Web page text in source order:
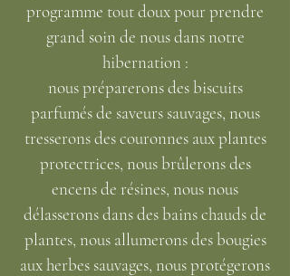
programme tout doux pour prendre
grand soin de nous dans notre
hibernation :
nous préparerons des biscuits
parfumés de saveurs sauvages, nous
tresserons des couronnes aux plantes
protectrices, nous brûlerons des
encens de résines, nous nous
délasserons dans des bains chauds de
plantes, nous allumerons des bougies
aux herbes sauvages, nous protégerons